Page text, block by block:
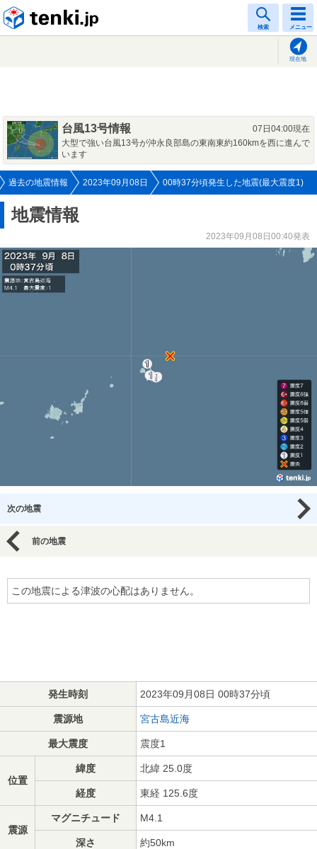
検索 メニュー
現在地
台風13号情報
07日04:00現在
大型で強い台風13号が沖永良部島の東南東約160kmを西に進んで
います
過去の地震情報 2023年09月08日 00時37分頃発生した地震(最大震度1)
地震情報
2023年09月08日00:40発表
次の地震
前の地震
この地震による津波の心配はありません。
発生時刻 2023年09月08日 00時37分頃
震源地 宮古島近海
最大震度 震度1
位置
緯度 北緯 25.0度
経度 東経 125.6度
震源
マグニチュード M4.1
深さ 約50km